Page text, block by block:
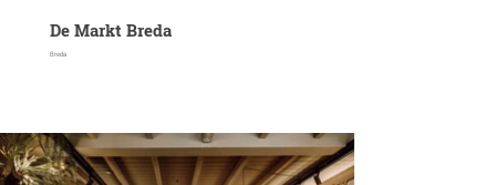
De Markt Breda
Breda